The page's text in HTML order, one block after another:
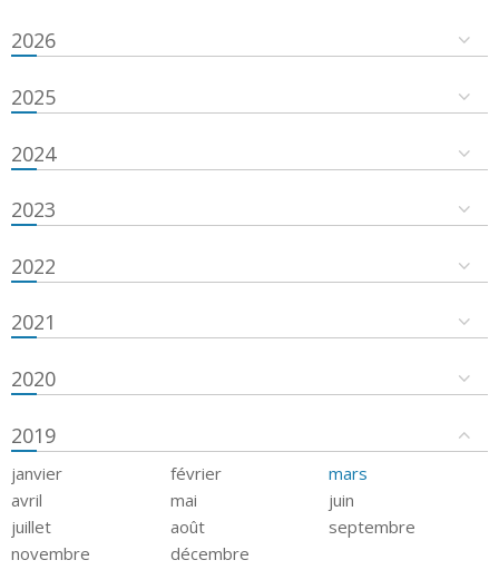
2026
2025
2024
2023
2022
2021
2020
2019
janvier février
mars
avril
mai
juin
juillet
août
septembre
novembre
décembre